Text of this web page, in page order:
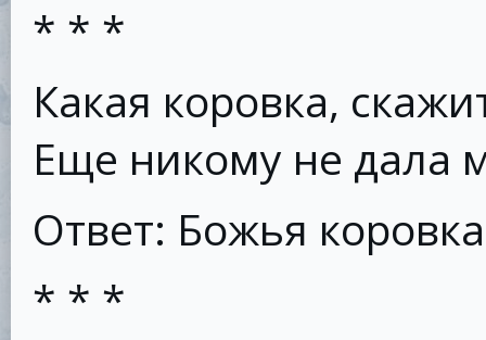
* * *
Какая коровка,
Еще никому не дала
Ответ: Божья коровка
* * *